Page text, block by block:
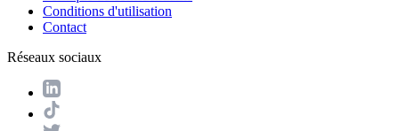
Conditions d'utilisation
Contact
Réseaux sociaux